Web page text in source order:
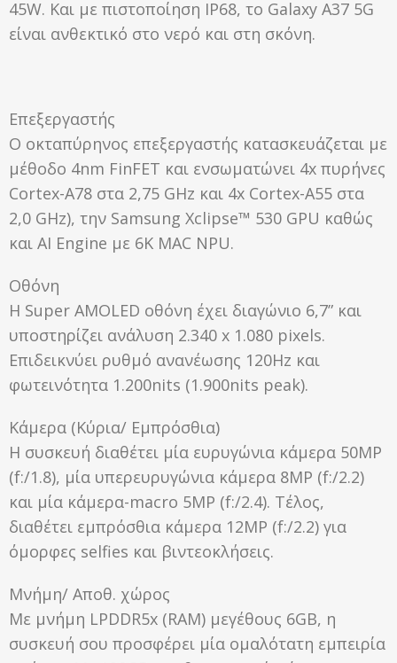
45W. Και με πιστοποίηση IP68, το Galaxy A37 5G
είναι ανθεκτικό στο νερό και στη σκόνη.
Επεξεργαστής
O οκταπύρηνος επεξεργαστής κατασκευάζεται με
μέθοδο 4nm FinFET και ενσωματώνει 4x πυρήνες
Cortex-A78 στα 2,75 GHz και 4x Cortex-A55 στα
2,0 GHz), την Samsung Xclipse™ 530 GPU καθώς
και AI Engine με 6K MAC NPU.
Οθόνη
H Super AMOLED οθόνη έχει διαγώνιο 6,7” και
υποστηρίζει ανάλυση 2.340 x 1.080 pixels.
Επιδεικνύει ρυθμό ανανέωσης 120Hz και
φωτεινότητα 1.200nits (1.900nits peak).
Κάμερα (Κύρια/ Εμπρόσθια)
Η συσκευή διαθέτει μία ευρυγώνια κάμερα 50MP
(f:/1.8), μία υπερευρυγώνια κάμερα 8MP (f:/2.2)
και μία κάμερα-macro 5MP (f:/2.4). Τέλος,
διαθέτει εμπρόσθια κάμερα 12MP (f:/2.2) για
όμορφες selfies και βιντεοκλήσεις.
Μνήμη/ Αποθ. χώρος
Με μνήμη LPDDR5x (RAM) μεγέθους 6GB, η
συσκευή σου προσφέρει μία ομαλότατη εμπειρία